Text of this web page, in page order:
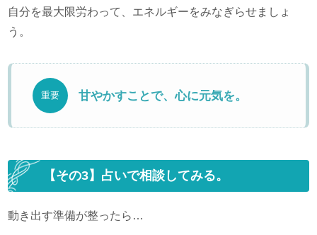
自分を最大限労わって、エネルギーをみなぎらせましょ
う。
重要 甘やかすことで、心に元気を。
【その3】占いで相談してみる。
動き出す準備が整ったら…